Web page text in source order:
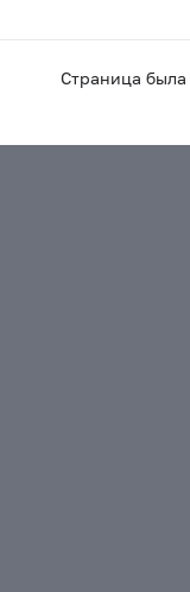
Страница была